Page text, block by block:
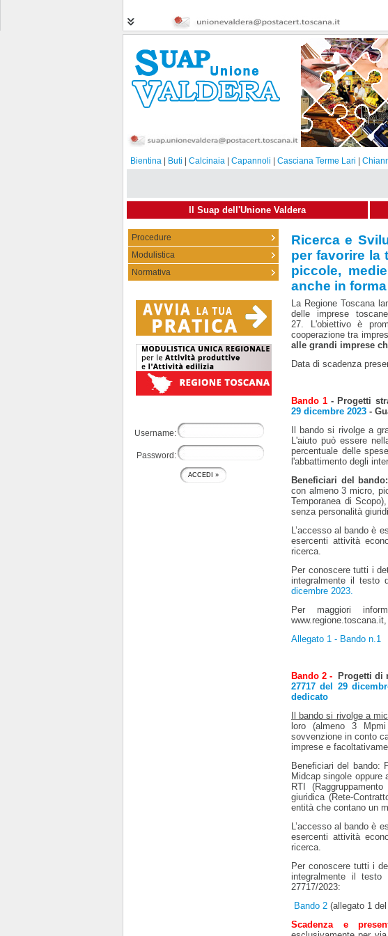
Bientina Buti Calcinaia Capannoli Casciana Terme Lari
Il Suap dell'Unione Valdera
Procedure
Modulistica
Normativa
Username:
Password:
Ricerca e
per favorire la
piccole,
anche in
25-01-2024 Condividi
La Regione Toscana
delle imprese
27.
L'obiettivo è
cooperazione tra
alle grandi imprese
Data di scadenza
Bando 1 - Progetti
29 dicembre 2023 -
Il bando si rivolge a
L'aiuto può essere
percentuale delle
l'abbattimento degli
Beneficiari del bando:
con almeno 3 micro,
Temporanea di
senza personalità
L’accesso al bando è
esercenti attività
ricerca.
Per conoscere tutti i
integralmente il testo
dicembre 2023.
Per maggiori
Allegato 1 - Bando n.1
Bando 2 - Progetti di
27717 del 29
dedicato
Il bando si rivolge a
loro (almeno 3
sovvenzione in conto
imprese e
Beneficiari del bando:
Midcap singole oppure
RTI
giuridica (Rete-
entità che contano un
L’accesso al bando è
esercenti attività
ricerca.
Per conoscere tutti i
integralmente il
27717/2023:
Bando 2 (allegato 1
Scadenza e